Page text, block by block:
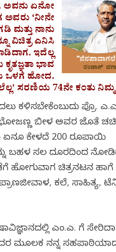
ಅವನು ಏನೋ
‘ನೀನೇ
ಮತ್ತು ನಾನು
ವಿಚಿತ್ರ ಎನಿಸಿ
ಇದೆಲ್ಲ
ಭಾವ
ಒಳಗೆ ಹೋದ.
ಸರಣಿಯ 74ನೇ ಕಂತು
ಕಳಿಸಬೇಕೆಂಬುದು ಪ್ರೊ.
ಭೋಜಣ್ಣ ಬೀಳಗಿ ಅವರ ಜೊತೆ
ಕೇಳದೆ 200 ರೂಪಾಯಿ
ಬಹಳ ಸಲ ದೂರದಿಂದ
ಹೋಗುವಾಗ ಚಿತ್ರನಟನ ಹಾಗೆ
ಪ್ರಾಣಜೀವಾಳ, ಕಲೆ, ಸಾಹಿತ್ಯ,
ಎಂ.ಎ. ಗೆ
ಮೂಲಕ ನನ್ನ